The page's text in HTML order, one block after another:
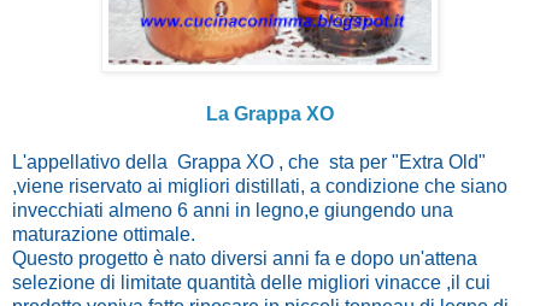
La Grappa XO
L'appellativo della Grappa XO , che sta per "Extra Old"
,viene riservato ai migliori distillati, a condizione che siano
invecchiati almeno 6 anni in legno,e giungendo una
maturazione ottimale.
Questo progetto è nato diversi anni fa e dopo un'attena
selezione di limitate quantità delle migliori vinacce ,il cui